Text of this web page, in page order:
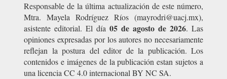
Responsable de la última actualización de este número,
Mtra. Mayela Rodríguez Ríos (mayrodri@uacj.mx),
asistente editorial. El día 05 de agosto de 2026. Las
opiniones expresadas por los autores no necesariamente
reflejan la postura del editor de la publicación. Los
contenidos e imágenes de la publicación estan sujetos a
una licencia CC 4.0 internacional BY NC SA.